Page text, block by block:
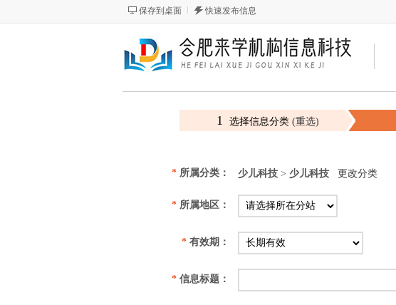
保存到桌面 快速发布信息
1 选择信息分类 (重选)
* 所属分类： 少儿科技 > 少儿科技 更改分类
* 所属地区：
* 有效期：
* 信息标题：